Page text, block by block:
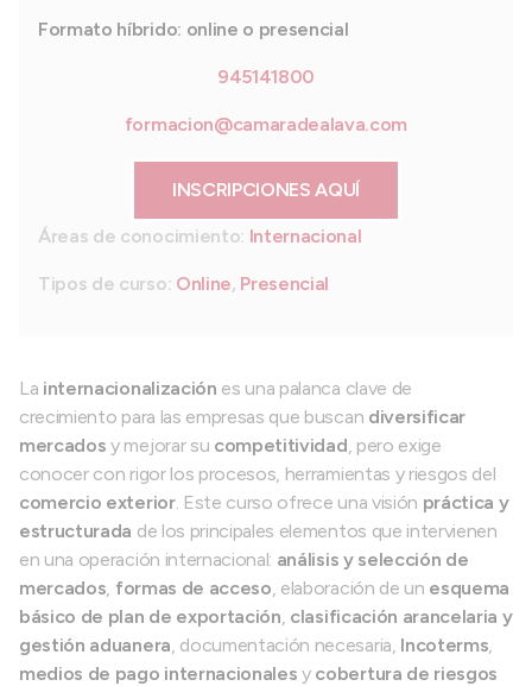
Formato híbrido: online o presencial
945141800
formacion@camaradealava.com
INSCRIPCIONES AQUÍ
Áreas de conocimiento: Internacional
Tipos de curso: Online, Presencial
La internacionalización es una palanca clave de
crecimiento para las empresas que buscan diversificar
mercados y mejorar su competitividad, pero exige
conocer con rigor los procesos, herramientas y riesgos del
comercio exterior. Este curso ofrece una visión práctica y
estructurada de los principales elementos que intervienen
en una operación internacional: análisis y selección de
mercados, formas de acceso, elaboración de un esquema
básico de plan de exportación, clasificación arancelaria y
gestión aduanera, documentación necesaria, Incoterms,
medios de pago internacionales y cobertura de riesgos